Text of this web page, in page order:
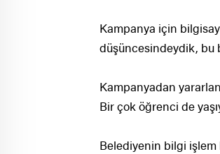
Kampanya için
düşüncesindeydik, bu
Kampanyadan
Bir çok öğrenci de
Belediyenin bilgi işlem